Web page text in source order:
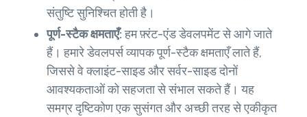
संतुष्टि सुनिश्चित होती है।
पूर्ण-स्टैक क्षमताएँ:हम फ़्रंट-एंड डेवलपमेंट से आगे जाते
हैं। हमारे डेवलपर्स व्यापक पूर्ण-स्टैक क्षमताएँ लाते हैं,
जिससे वे क्लाइंट-साइड और सर्वर-साइड दोनों
आवश्यकताओं को सहजता से संभाल सकते हैं। यह
समग्र दृष्टिकोण एक सुसंगत और अच्छी तरह से एकीकृत